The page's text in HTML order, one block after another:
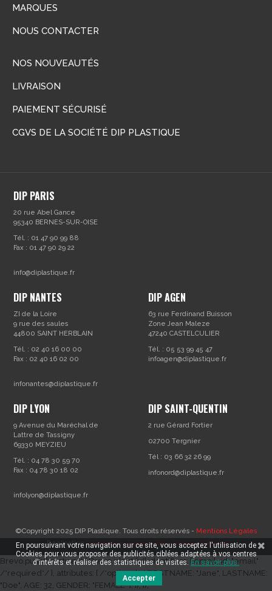
MARQUES
NOUS CONTACTER
NOS NOUVEAUTÉS
LIVRAISON
PAIEMENT SÉCURISÉ
CGVS DE LA SOCIÉTÉ DIP PLASTIQUE
DIP PARIS
20 rue Abel Gance
95340 BERNES-SUR-OISE
Tél. : 01 47 90 99 88
Fax : 01 47 90 29 22
info@diplastique.fr
DIP NANTES
ZI de la Loire
9 rue des saules
44800 SAINT HERBLAIN
Tél. : 02 40 16 00 00
Fax : 02 40 16 02 00
infonantes@diplastique.fr
DIP AGEN
63 rue Ferdinand Buisson
Zone Jean Maleze
47240 CASTELCULIER
Tél. : 05 53 99 45 47
infoagen@diplastique.fr
DIP LYON
9 Avenue du Maréchal de
Lattre de Tassigny
69330 MEYZIEU
Tél. : 04 78 30 59 70
Fax : 04 78 30 18 02
infolyon@diplastique.fr
DIP SAINT-QUENTIN
2 rue Gérard Fortier
02700 Tergnier
Tél : 03 66 32 26 99
infonord@diplastique.fr
©Copyright 2025 DIP Plastique. Tous droits réservés - Mentions Légales
- RéalisationRéalisation Agence Web Vannes Webapic
En poursuivant votre navigation sur ce site, vous acceptez l'utilisation de
Cookies pour vous proposer des publicités ciblées adaptées à vos centres
d'intérêts et réaliser des statistiques de visites. En savoir plus.
Accepter
Brevo.push(function () { Brevo.identify({ identifiers: { email_id: "email"
/*required*/ }, attributes: { /*optional*/ FIRSTNAME: "Jane", LASTNAME:
"Doe", AGE: 32, GENDER: "FEMALE" }, }); });